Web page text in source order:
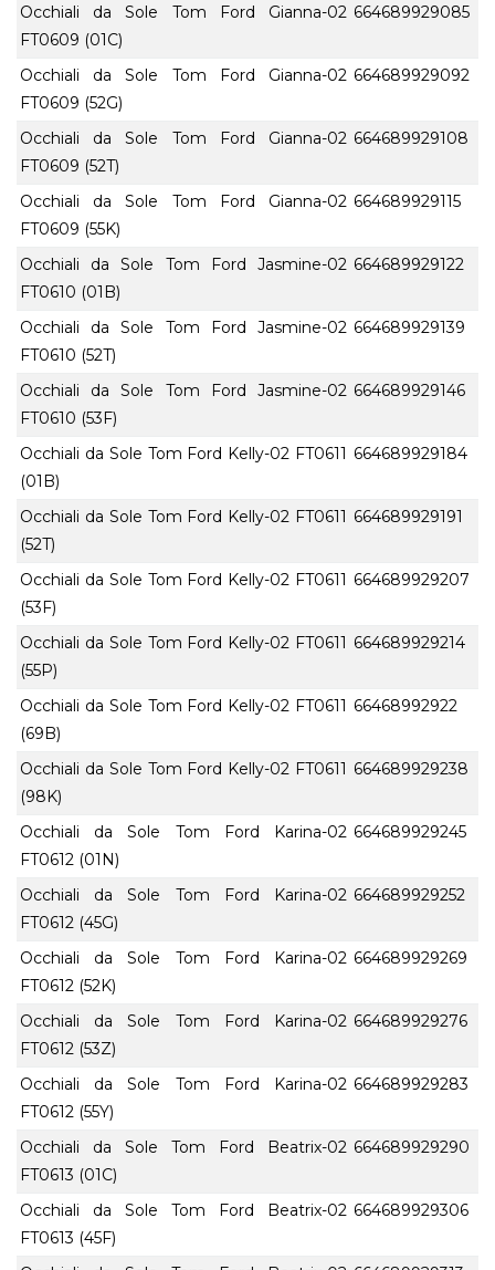
Occhiali da Sole Tom Ford Gianna-02
FT0609 (01C)
664689929085
Occhiali da Sole Tom Ford Gianna-02
FT0609 (52G)
664689929092
Occhiali da Sole Tom Ford Gianna-02
FT0609 (52T)
664689929108
Occhiali da Sole Tom Ford Gianna-02
FT0609 (55K)
664689929115
Occhiali da Sole Tom Ford Jasmine-02
FT0610 (01B)
664689929122
Occhiali da Sole Tom Ford Jasmine-02
FT0610 (52T)
664689929139
Occhiali da Sole Tom Ford Jasmine-02
FT0610 (53F)
664689929146
Occhiali da Sole Tom Ford Kelly-02 FT0611
(01B)
664689929184
Occhiali da Sole Tom Ford Kelly-02 FT0611
(52T)
664689929191
Occhiali da Sole Tom Ford Kelly-02 FT0611
(53F)
664689929207
Occhiali da Sole Tom Ford Kelly-02 FT0611
(55P)
664689929214
Occhiali da Sole Tom Ford Kelly-02 FT0611
(69B)
66468992922
Occhiali da Sole Tom Ford Kelly-02 FT0611
(98K)
664689929238
Occhiali da Sole Tom Ford Karina-02
FT0612 (01N)
664689929245
Occhiali da Sole Tom Ford Karina-02
FT0612 (45G)
664689929252
Occhiali da Sole Tom Ford Karina-02
FT0612 (52K)
664689929269
Occhiali da Sole Tom Ford Karina-02
FT0612 (53Z)
664689929276
Occhiali da Sole Tom Ford Karina-02
FT0612 (55Y)
664689929283
Occhiali da Sole Tom Ford Beatrix-02
FT0613 (01C)
664689929290
Occhiali da Sole Tom Ford Beatrix-02
FT0613 (45F)
664689929306